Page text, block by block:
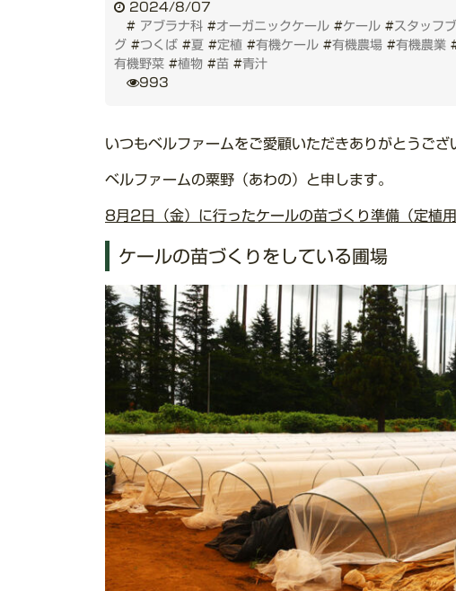
2024/8/07
# アブラナ科 #オーガニックケール #ケール #スタッフ
グ #つくば #夏 #定植 #有機ケール #有機農場 #有機農業
有機野菜 #植物 #苗 #青汁
993
いつもベルファームをご愛顧いただきありがとうござ
ベルファームの粟野（あわの）と申します。
8月2日（金）に行ったケールの苗づくり準備（定植用
ケールの苗づくりをしている圃場